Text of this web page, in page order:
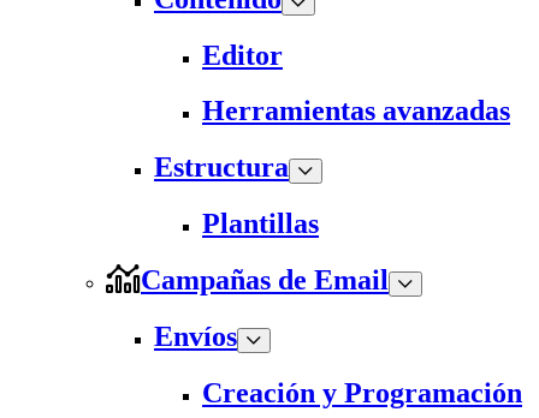
Editor
Herramientas avanzadas
Estructura
Plantillas
Campañas de Email
Envíos
Creación y Programación